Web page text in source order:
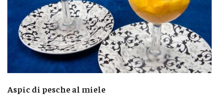
Aspic di pesche al miele